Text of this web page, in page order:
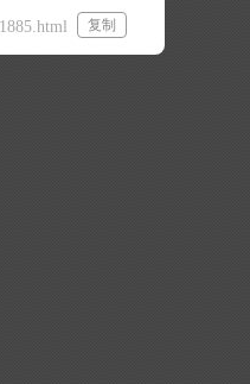
复制